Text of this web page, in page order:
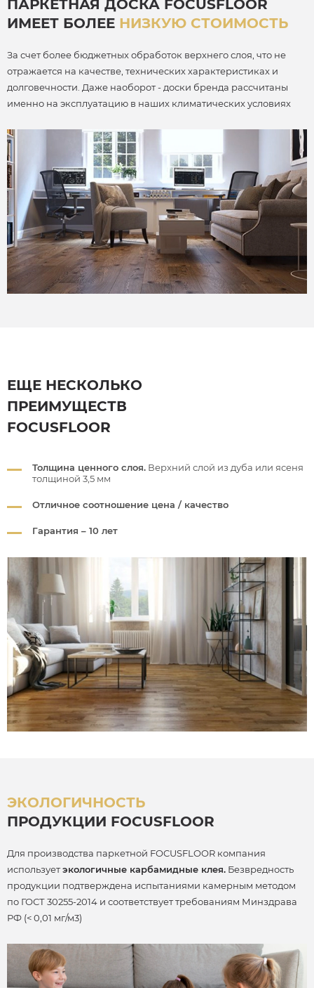
ПАРКЕТНАЯ ДОСКА FOCUSFLOOR
ИМЕЕТ БОЛЕЕ НИЗКУЮ СТОИМОСТЬ
За счет более бюджетных обработок верхнего слоя, что не
отражается на качестве, технических характеристиках и
долговечности. Даже наоборот - доски бренда рассчитаны
именно на эксплуатацию в наших климатических условиях
ЕЩЕ НЕСКОЛЬКО
ПРЕИМУЩЕСТВ
FOCUSFLOOR
Толщина ценного слоя. Верхний слой из дуба или ясеня
толщиной 3,5 мм
Отличное соотношение цена / качество
Гарантия – 10 лет
ЭКОЛОГИЧНОСТЬ
ПРОДУКЦИИ FOCUSFLOOR
Для производства паркетной FOCUSFLOOR компания
используетэкологичные карбамидные клея. Безвредность
продукции подтверждена испытаниями камерным методом
по ГОСТ 30255-2014 и соответствует требованиям Минздрава
РФ (< 0,01 мг/м3)